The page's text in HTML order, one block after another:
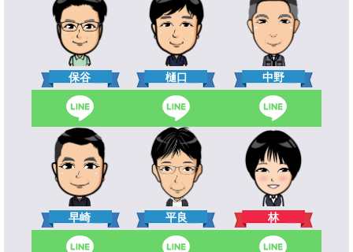
保谷 樋口 中野
早崎 平良 林